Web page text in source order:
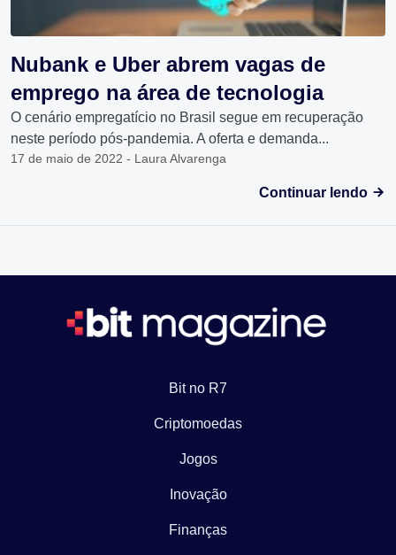
Nubank e Uber abrem vagas de
emprego na área de tecnologia
O cenário empregatício no Brasil segue em recuperação
neste período pós-pandemia. A oferta e demanda...
17 de maio de 2022 - Laura Alvarenga
Continuar lendo
Bit no R7
Criptomoedas
Jogos
Inovação
Finanças